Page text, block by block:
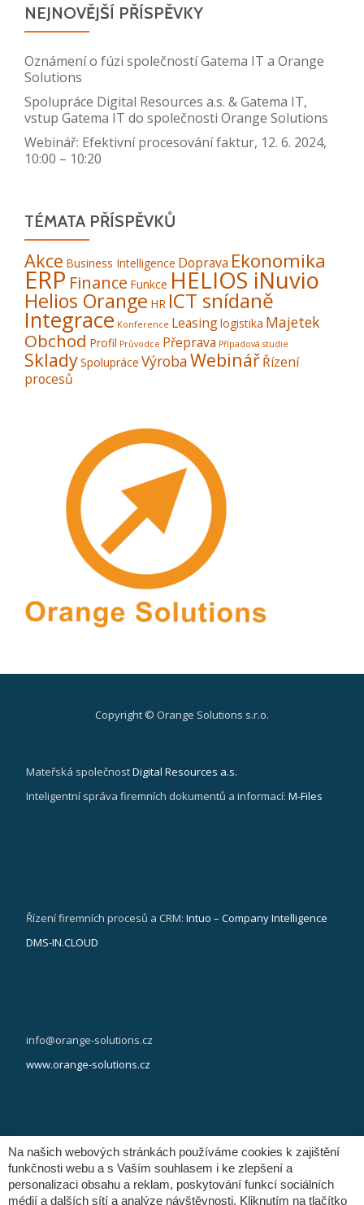
NEJNOVĚJŠÍ PŘÍSPĚVKY
Oznámení o fúzi společností Gatema IT a Orange
Solutions
Spolupráce Digital Resources a.s. & Gatema IT,
vstup Gatema IT do společnosti Orange Solutions
Webinář: Efektivní procesování faktur, 12. 6. 2024,
10:00 – 10:20
TÉMATA PŘÍSPĚVKŮ
Akce Business Intelligence Doprava Ekonomika
ERP Finance Funkce HELIOS iNuvio
Helios Orange HR ICT snídaně
Integrace Konference Leasinglogistika Majetek
Obchod Profil Průvodce Přeprava Případová studie
SkladySpolupráce VýrobaWebinářŘízení
procesů
Copyright © Orange Solutions s.r.o.
Menu
Mateřská společnostDigital Resources a.s.
Inteligentní správa firemních dokumentů a informací: M-Files
Řízení firemních procesů a CRM: Intuo – Company Intelligence
DMS-IN.CLOUD
info@orange-solutions.cz
www.orange-solutions.cz
(+420) 281 090 141
Na našich webových stránkách používáme cookies k zajištění
funkčnosti webu a s Vaším souhlasem i ke zlepšení a
personalizaci obsahu a reklam, poskytování funkcí sociálních
médií a dalších sítí a analýze návštěvnosti. Kliknutím na tlačítko